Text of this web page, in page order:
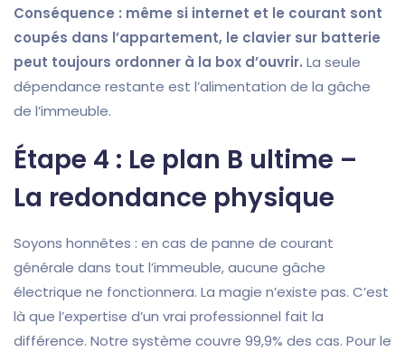
Conséquence : même si internet et le courant sont
coupés dans l’appartement, le clavier sur batterie
peut toujours ordonner à la box d’ouvrir. La seule
dépendance restante est l’alimentation de la gâche
de l’immeuble.
Étape 4 : Le plan B ultime –
La redondance physique
Soyons honnêtes : en cas de panne de courant
générale dans tout l’immeuble, aucune gâche
électrique ne fonctionnera. La magie n’existe pas. C’est
là que l’expertise d’un vrai professionnel fait la
différence. Notre système couvre 99,9% des cas. Pour le